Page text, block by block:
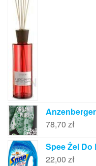
78,70 zł
Spee Żel Do
22,00 zł